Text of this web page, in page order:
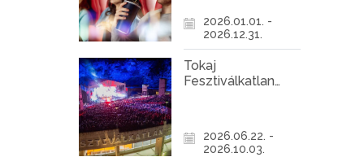
2026.01.01. -
2026.12.31.
Tokaj
Fesztiválkatlan
2026.06.22. -
2026.10.03.